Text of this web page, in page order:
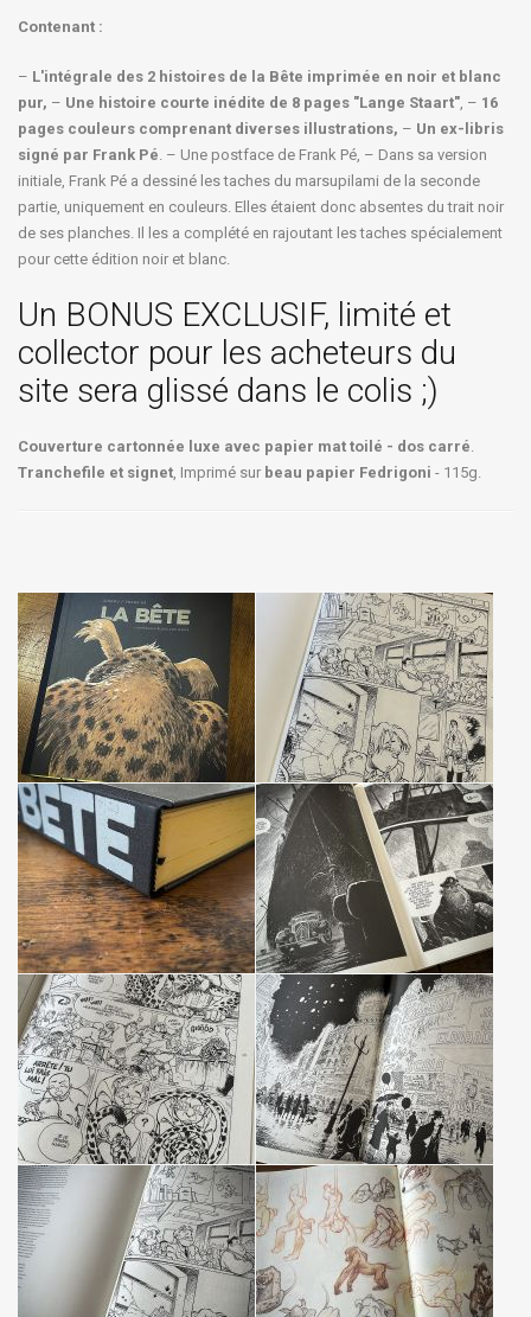
Contenant :
– L'intégrale des 2 histoires de la Bête imprimée en noir et blanc
pur, – Une histoire courte inédite de 8 pages "Lange Staart", – 16
pages couleurs comprenant diverses illustrations, – Un ex-libris
signé par Frank Pé. – Une postface de Frank Pé, – Dans sa version
initiale, Frank Pé a dessiné les taches du marsupilami de la seconde
partie, uniquement en couleurs. Elles étaient donc absentes du trait noir
de ses planches. Il les a complété en rajoutant les taches spécialement
pour cette édition noir et blanc.
Un BONUS EXCLUSIF, limité et
collector pour les acheteurs du
site sera glissé dans le colis ;)
Couverture cartonnée luxe avec papier mat toilé - dos carré.
Tranchefile et signet, Imprimé sur beau papier Fedrigoni - 115g.